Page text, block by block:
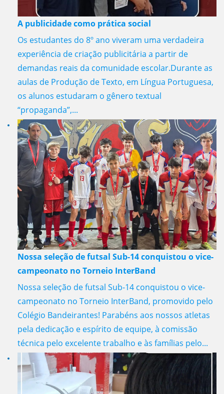
A publicidade como prática social
Os estudantes do 8º ano viveram uma verdadeira
experiência de criação publicitária a partir de
demandas reais da comunidade escolar.Durante as
aulas de Produção de Texto, em Língua Portuguesa,
os alunos estudaram o gênero textual
“propaganda”,...
Nossa seleção de futsal Sub-14 conquistou o vice-
campeonato no Torneio InterBand
Nossa seleção de futsal Sub-14 conquistou o vice-
campeonato no Torneio InterBand, promovido pelo
Colégio Bandeirantes! Parabéns aos nossos atletas
pela dedicação e espírito de equipe, à comissão
técnica pelo excelente trabalho e às famílias pelo...